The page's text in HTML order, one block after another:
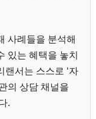
사례들을 분석해
있는 혜택을 놓치
랜서는 스스로 ‘자
의 상담 채널을
.